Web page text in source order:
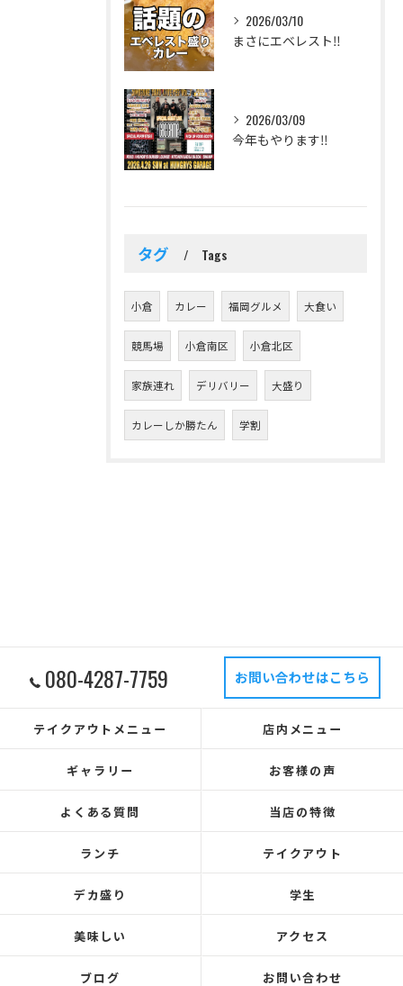
2026/03/10
まさにエベレスト‼️
2026/03/09
今年もやります‼️
タグ Tags
小倉 カレー 福岡グルメ 大食い
競馬場 小倉南区 小倉北区
家族連れ デリバリー 大盛り
カレーしか勝たん 学割
080-4287-7759 お問い合わせはこちら
テイクアウトメニュー 店内メニュー
ギャラリー お客様の声
よくある質問 当店の特徴
ランチ テイクアウト
デカ盛り 学生
美味しい アクセス
ブログ お問い合わせ